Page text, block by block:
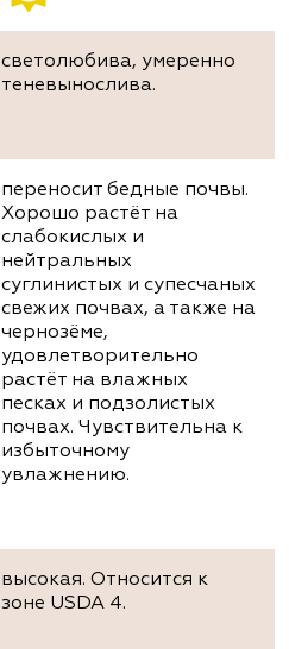
светолюбива, умеренно
теневынослива.
переносит бедные почвы.
Хорошо растёт на
слабокислых и
нейтральных
суглинистых и супесчаных
свежих почвах, а также на
чернозёме,
удовлетворительно
растёт на влажных
песках и подзолистых
почвах. Чувствительна к
избыточному
увлажнению.
высокая. Относится к
зоне USDA 4.